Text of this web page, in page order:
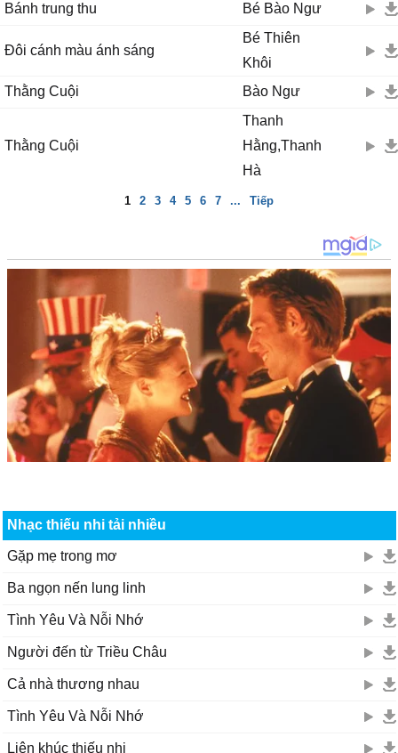
Bánh trung thu Bé Bào Ngư
Đôi cánh màu ánh sáng
Bé Thiên
Khôi
Thằng Cuội
Bào Ngư
Thằng Cuội
Thanh
Hằng,Thanh
Hà
1 2 3 4 5 6 7 ... Tiếp
Nhạc thiếu nhi tải nhiều
Gặp mẹ trong mơ
Ba ngọn nến lung linh
Tình Yêu Và Nỗi Nhớ
Người đến từ Triều Châu
Cả nhà thương nhau
Tình Yêu Và Nỗi Nhớ
Liên khúc thiếu nhi